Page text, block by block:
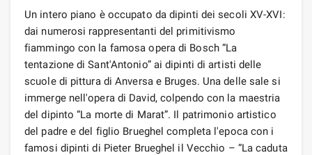
Un intero piano è occupato da dipinti dei secoli XV-XVI:
dai numerosi rappresentanti del primitivismo
fiammingo con la famosa opera di Bosch “La
tentazione di Sant'Antonio” ai dipinti di artisti delle
scuole di pittura di Anversa e Bruges. Una delle sale si
immerge nell'opera di David, colpendo con la maestria
del dipinto “La morte di Marat”. Il patrimonio artistico
del padre e del figlio Brueghel completa l'epoca con i
famosi dipinti di Pieter Brueghel il Vecchio – “La caduta